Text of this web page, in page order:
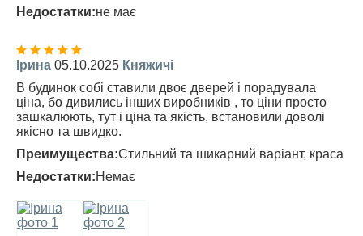
Недостатки:не має
Ірина 05.10.2025 Княжичі
В будинок собі ставили двоє дверей і порадувала
ціна, бо дивились інших виробників , то ціни просто
зашкалюють, тут і ціна та якість, встановили доволі
якісно та швидко.
Преимущества:Стильний та шикарний варіант, краса
Недостатки:Немає